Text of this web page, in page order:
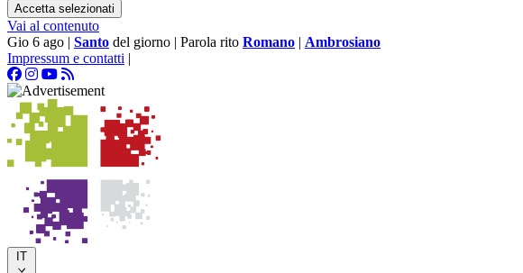
Accetta selezionati
Vai al contenuto
Gio 6 ago | Santo del giorno | Parola rito Romano | Ambrosiano
Impressum e contatti |
IT